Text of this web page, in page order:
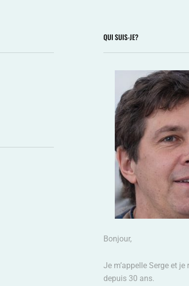
QUI SUIS-JE?
Bonjour,
Je m’appelle Serge et
depuis 30 ans.